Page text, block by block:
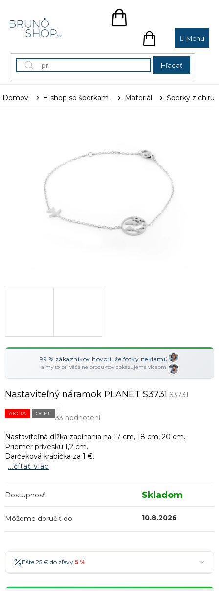
obsah
Hľadať
NÁKUPNÝ
NÁKUPNÝ
KOŠÍK
Domov E-shop so šperkami Materiál Šperky z
99 % zákazníkov hovorí, že fotky neklamú
a my to pri väčšine produktov dokazujeme videom
Nastaviteľný náramok PLANET S3731 S3731
AKCIA OCEĽ 33 hodnotení
Nastaviteľná dĺžka zapínania na 17 cm, 18 cm, 20 cm.
Priemer prívesku 1,2 cm.
Darčeková krabička za 1 €.
...čítať viac
Dostupnosť: Skladom
Môžeme doručiť do: 10.8.2026
Ešte 25 € do zľavy 5 %